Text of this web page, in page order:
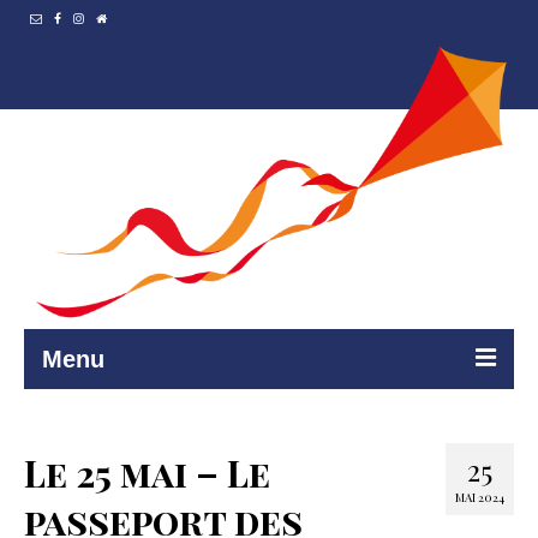
Menu
Resto et…
Programmation
25
MAI 2024
Le 25 mai – Le
passeport des